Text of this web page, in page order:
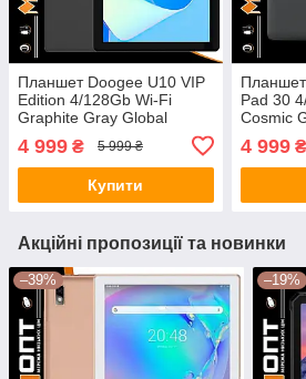
Планшет Doogee U10 VIP
Edition 4/128Gb Wi-Fi
Graphite Gray Global
4 999 ₴ 5 999 ₴
Купити
Pad 30
Cosmic
4 999₴
Акційні пропозиції та новинки
–39% –19%